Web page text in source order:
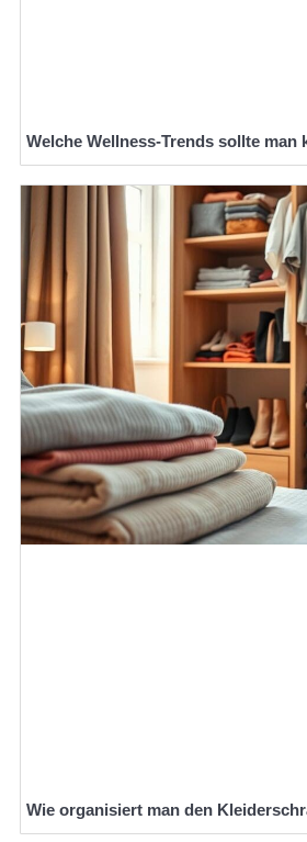
Welche Wellness-Trends sollte man
Wie organisiert man den